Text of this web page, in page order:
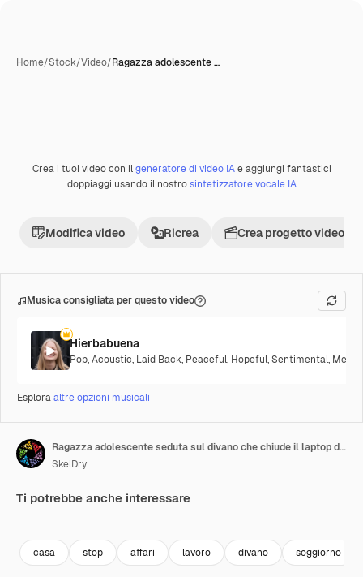
Home/Stock/Video/Ragazza adolescente …
Premium
Crea i tuoi video con ilgeneratore di video IAe aggiungi fantastici
doppiaggi usando il nostrosintetizzatore vocale IA
Modifica video Ricrea Crea progetto video
Musica consigliata per questo video
Hierbabuena
Pop,Acoustic, Laid Back, Peaceful, Hopeful,Sentimental,
Esploraaltre opzioni musicali
Ragazza adolescente seduta sul divano che chiude il laptop dopo aver finito di lavorare nel soggiorno di casa
SkelDry
Ti potrebbe anche interessare
casa stop affari lavoro divano soggiorno